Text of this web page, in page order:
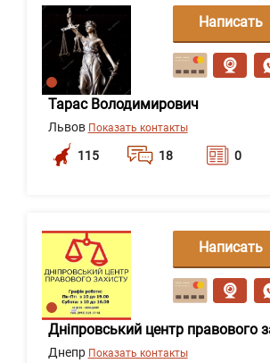
Тарас Володимирович
Львов Показать контакты
115 18 0
Написать
сообщение
Дніпровський центр правового
Днепр Показать контакты
Написать
сообщение